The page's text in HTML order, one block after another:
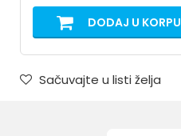
DODAJ U KORPU
Sačuvajte u listi želja